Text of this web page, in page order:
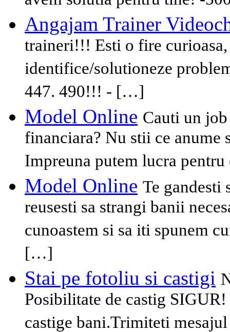
Angajam Trainer
traineri!!! Esti o fire
identifice/solutioneze
447. 490!!! - […]
Model Online Cauti un
financiara? Nu stii ce anume
Impreuna putem lucra
Model Online Te gandesti
reusesti sa strangi banii
cunoastem si sa iti spunem
[…]
Stai pe fotoliu si castigi
Posibilitate de castig
castige bani.Trimiteti